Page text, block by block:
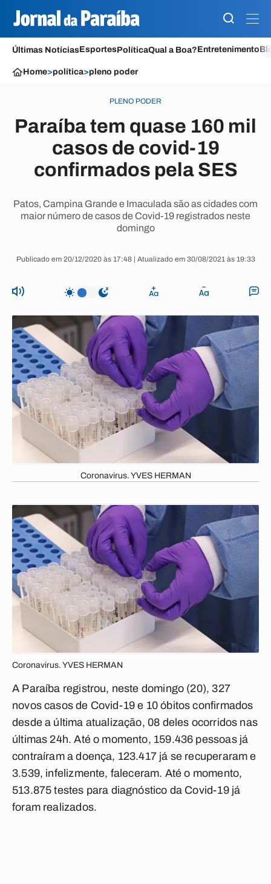
Últimas NotíciasEsportesPolíticaQual a Boa?Entretenimento
Home>política>pleno poder
PLENO PODER
Paraíba tem quase 160 mil
casos de covid-19
confirmados pela SES
Patos, Campina Grande e Imaculada são as cidades com
maior número de casos de Covid-19 registrados neste
domingo
Publicado em 20/12/2020 às 17:48 | Atualizado em 30/08/2021 às 19:33
Coronavirus. YVES HERMAN
Coronavirus. YVES HERMAN
A Paraíba registrou, neste domingo (20), 327
novos casos de Covid-19 e 10 óbitos confirmados
desde a última atualização, 08 deles ocorridos nas
últimas 24h. Até o momento, 159.436 pessoas já
contraíram a doença, 123.417 já se recuperaram e
3.539, infelizmente, faleceram. Até o momento,
513.875 testes para diagnóstico da Covid-19 já
foram realizados.